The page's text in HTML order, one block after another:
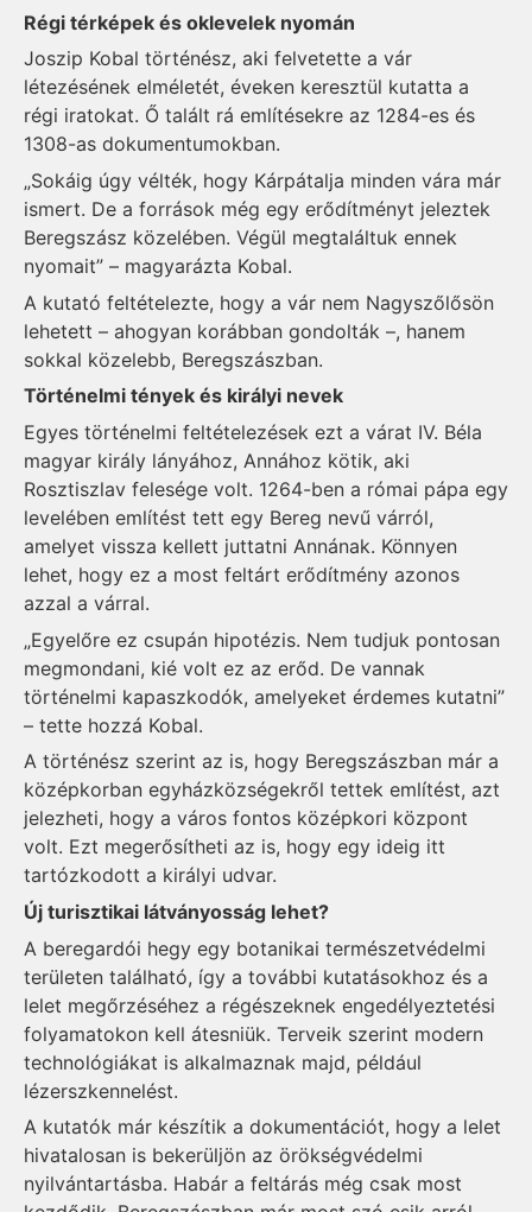
Régi térképek és oklevelek nyomán
Joszip Kobal történész, aki felvetette a vár
létezésének elméletét, éveken keresztül kutatta a
régi iratokat. Ő talált rá említésekre az 1284-es és
1308-as dokumentumokban.
„Sokáig úgy vélték, hogy Kárpátalja minden vára már
ismert. De a források még egy erődítményt jeleztek
Beregszász közelében. Végül megtaláltuk ennek
nyomait” – magyarázta Kobal.
A kutató feltételezte, hogy a vár nem Nagyszőlősön
lehetett – ahogyan korábban gondolták –, hanem
sokkal közelebb, Beregszászban.
Történelmi tények és királyi nevek
Egyes történelmi feltételezések ezt a várat IV. Béla
magyar király lányához, Annához kötik, aki
Rosztiszlav felesége volt. 1264-ben a római pápa egy
levelében említést tett egy Bereg nevű várról,
amelyet vissza kellett juttatni Annának. Könnyen
lehet, hogy ez a most feltárt erődítmény azonos
azzal a várral.
„Egyelőre ez csupán hipotézis. Nem tudjuk pontosan
megmondani, kié volt ez az erőd. De vannak
történelmi kapaszkodók, amelyeket érdemes kutatni”
– tette hozzá Kobal.
A történész szerint az is, hogy Beregszászban már a
középkorban egyházközségekről tettek említést, azt
jelezheti, hogy a város fontos középkori központ
volt. Ezt megerősítheti az is, hogy egy ideig itt
tartózkodott a királyi udvar.
Új turisztikai látványosság lehet?
A beregardói hegy egy botanikai természetvédelmi
területen található, így a további kutatásokhoz és a
lelet megőrzéséhez a régészeknek engedélyeztetési
folyamatokon kell átesniük. Terveik szerint modern
technológiákat is alkalmaznak majd, például
lézerszkennelést.
A kutatók már készítik a dokumentációt, hogy a lelet
hivatalosan is bekerüljön az örökségvédelmi
nyilvántartásba. Habár a feltárás még csak most